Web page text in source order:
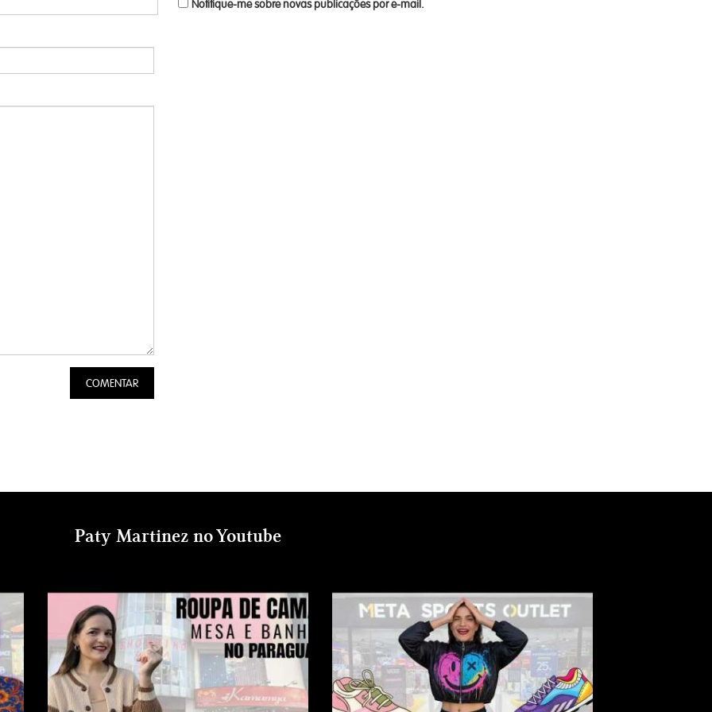
Notifique-me sobre novas publicações por e-mail.
Paty Martinez no Youtube